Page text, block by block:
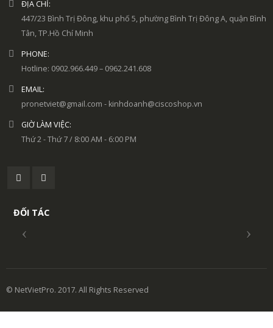
ĐỊA CHỈ:
447/23 Bình Trị Đông, khu phố 5, phường Bình Trị Đông A, quận Bình
Tân, TP.Hồ Chí Minh
PHONE:
Hotline: 0902.966.449 – 0962.241.608
EMAIL:
pronetviet@gmail.com - kinhdoanh@ciscoshop.vn
GIỜ LÀM VIỆC:
Thứ 2 - Thứ 7 / 8:00 AM - 6:00 PM
ĐỐI TÁC
© NetVietPro. 2017. All Rights Reserved